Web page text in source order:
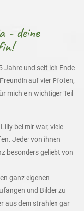
- deine
Jahre und seit ich Ende
auf vier Pfoten,
mich ein wichtiger Teil
bei mir war, viele
Jeder von ihnen
besonders geliebt von
ganz eigenen
und Bilder zu
aus dem strahlen gar